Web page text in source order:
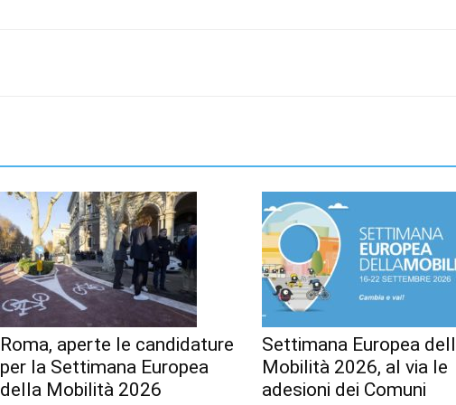
Roma, aperte le candidature
per la Settimana Europea
della Mobilità 2026
Settimana Europea
Mobilità 2026, al via le
adesioni dei Comuni